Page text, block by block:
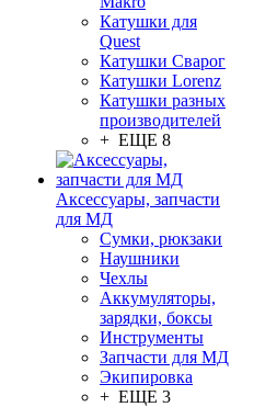
Катушки для
Quest
Катушки Сварог
Катушки Lorenz
Катушки разных
производителей
+ ЕЩЕ 8
Аксессуары, запчасти
для МД
Сумки, рюкзаки
Наушники
Чехлы
Аккумуляторы,
зарядки, боксы
Инструменты
Запчасти для МД
Экипировка
+ ЕЩЕ 3